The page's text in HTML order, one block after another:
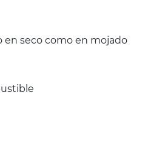
seco como en mojado